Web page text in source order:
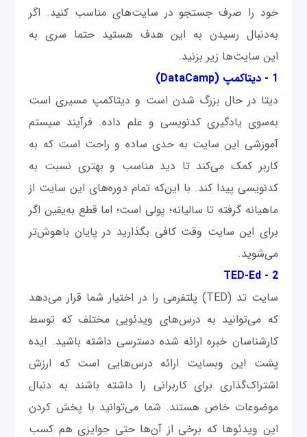
خود را صرف جستجو در سایت‌های مناسب کنید. اگر
به‌دنبال رسیدن به این هدف هستید حتما سری به
این سایت‌ها زیر بزنید.
1 -
دیتاکمپ (DataCamp)
دیتا در حال بزرگ شدن است و دیتاکمپ مسیری است
به‌سوی یادگیری کدنویسی و علم داده. فرآیند سیستم
آموزشی این سایت به حدی ساده و راحت است که به
کاربر کمک می‌کند تا دید مناسب و بهتری نسبت به
کدنویسی پیدا کند. با این‌که تمام دوره‌های این سایت از
ماهیانه گرفته تا سالیانه؛ پولی است؛ اما قطع به‌یقین اگر
برای این سایت وقت کافی بگذارید در پایان باهوش‌تر
می‌شوید.
2 -
TED-Ed
سایت تد (TED) پلتفرمی را در اختیار شما قرار می‌دهد
که می‌توانید به درس‌‌های ویدئویی مختلف که توسط
کارشناسان خبره ارائه شده دسترسی داشته باشید. ایده
پشت این وبسایت ارائه درس‌هایی است که ارزش
اشتراک‌گذاری برای کاربرانی را داشته باشند به دنبال
موضوعات خاص هستند. شما می‌توانید با پخش کردن
این ویدئوها که برخی از آن‌ها حتی جوایزی هم کسب